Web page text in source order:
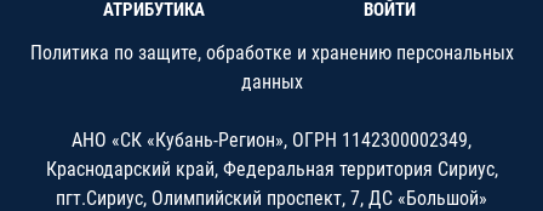
АТРИБУТИКА ВОЙТИ
Политика по защите, обработке и хранению персональных
данных
АНО «СК «Кубань-Регион», ОГРН 1142300002349,
Краснодарский край, Федеральная территория Сириус,
пгт.Сириус, Олимпийский проспект, 7, ДС «Большой»